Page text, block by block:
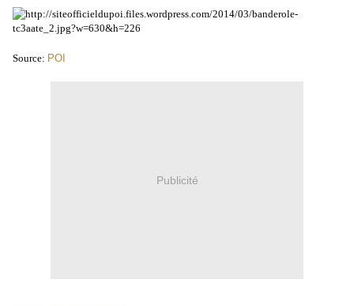
Source: POI
Publicité